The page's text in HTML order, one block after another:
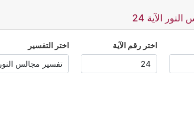
الآية 24
اختر رقم الآية اختر التفسير